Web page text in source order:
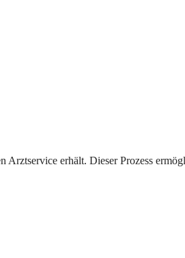
erhält. Dieser Prozess